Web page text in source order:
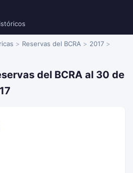
Reservas del BCRA
2017
del BCRA al 30 de